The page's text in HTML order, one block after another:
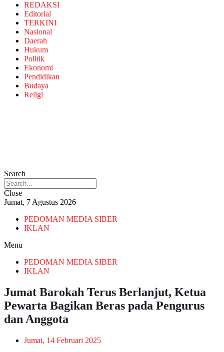
REDAKSI
Editorial
TERKINI
Nasional
Daerah
Hukum
Politik
Ekonomi
Pendidikan
Budaya
Religi
Search
Close
Jumat, 7 Agustus 2026
PEDOMAN MEDIA SIBER
IKLAN
Menu
PEDOMAN MEDIA SIBER
IKLAN
Jumat Barokah Terus Berlanjut, Ketua
Pewarta Bagikan Beras pada Pengurus
dan Anggota
Jumat, 14 Februari 2025